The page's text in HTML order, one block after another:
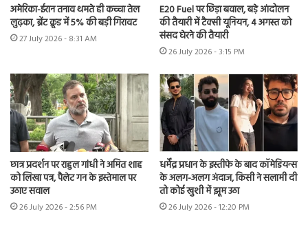
अमेरिका-ईरान तनाव थमते ही कच्चा तेल
लुढ़का, ब्रेंट क्रूड में 5% की बड़ी गिरावट
27 July 2026 - 8:31 AM
E20 Fuel पर छिड़ा बवाल, बड़े आंदोलन
की तैयारी में टैक्सी यूनियन, 4 अगस्त को
संसद घेरने की तैयारी
26 July 2026 - 3:15 PM
छात्र प्रदर्शन पर राहुल गांधी ने अमित शाह
को लिखा पत्र, पैलेट गन के इस्तेमाल पर
उठाए सवाल
26 July 2026 - 2:56 PM
धर्मेंद्र प्रधान के इस्तीफे के बाद कॉमेडियन्स
के अलग-अलग अंदाज, किसी ने सलामी दी
तो कोई खुशी में झूम उठा
26 July 2026 - 12:20 PM